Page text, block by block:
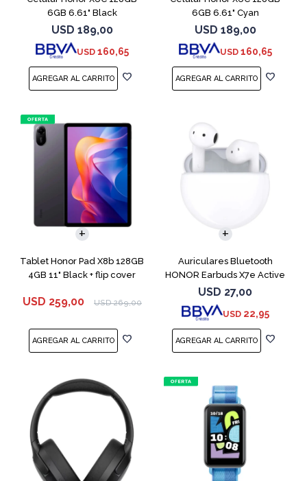
6GB 6.61" Black
USD 189,00
USD 160,65
6GB 6.61" Cyan
USD 189,00
USD 160,65
Tablet Honor Pad X8b 128GB
4GB 11" Black + flip cover
USD 259,00 USD 269,00
Auriculares Bluetooth
HONOR Earbuds X7e Active
TWS White
USD 27,00
USD 22,95